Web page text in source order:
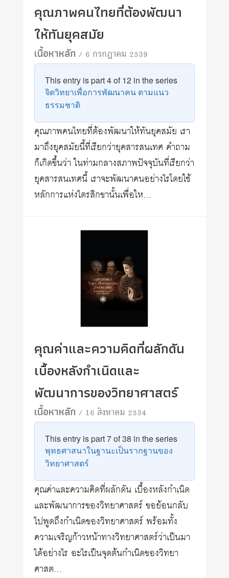
คุณภาพคนไทยที่ต้องพัฒนา
ให้ทันยุคสมัย
เนื้อหาหลัก/ 6 กรกฎาคม 2539
This entry is part 4 of 12 in the series
จิตวิทยาเพื่อการพัฒนาคน ตามแนว
ธรรมชาติ
คุณภาพคนไทยที่ต้องพัฒนาให้ทันยุคสมัย เรา
มาถึงยุคสมัยนี้ที่เรียกว่ายุคสารสนเทศ คำถาม
ก็เกิดขึ้นว่า ในท่ามกลางสภาพปัจจุบันที่เรียกว่า
ยุคสารสนเทศนี้ เราจะพัฒนาคนอย่างไรโดยใช้
หลักการแห่งไตรสิกขานั้นเพื่อให…
คุณค่าและความคิดที่ผลักดัน
เบื้องหลังกำเนิดและ
พัฒนาการของวิทยาศาสตร์
เนื้อหาหลัก/ 16 สิงหาคม 2534
This entry is part 7 of 38 in the series
พุทธศาสนาในฐานะเป็นรากฐานของ
วิทยาศาสตร์
คุณค่าและความคิดที่ผลักดัน เบื้องหลังกำเนิด
และพัฒนาการของวิทยาศาสตร์ ขอย้อนกลับ
ไปพูดถึงกำเนิดของวิทยาศาสตร์ พร้อมทั้ง
ความเจริญก้าวหน้าทางวิทยาศาสตร์ว่าเป็นมา
ได้อย่างไร อะไรเป็นจุดต้นกำเนิดของวิทยา
ศาสต…